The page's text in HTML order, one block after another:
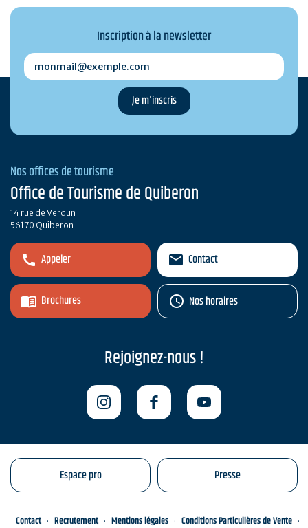
Inscription à la newsletter
monmail@exemple.com
Nos offices de tourisme
Office de Tourisme de Quiberon
14 rue de Verdun
56170 Quiberon
Appeler
Brochures
Contact
Nos horaires
Rejoignez-nous !
Espace pro Presse
Contact Recrutement Mentions légales Conditions Particulières de Vente